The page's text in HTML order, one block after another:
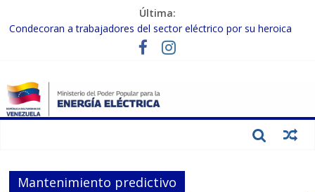
Última:
Condecoran a trabajadores del sector eléctrico por su heroica
labor tras el doble sismo del 24-J
Gobierno Nacional coordina acciones con el sector privado para
Inspeccionan trabajos de rehabilitación en instalaciones del SEN
en Carabobo
Gobierno Nacional activa plan preventivo para fortalecer el SEN
Mantenimiento predictivo